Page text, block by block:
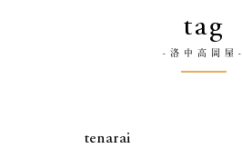
tag
-洛中高岡屋-
tenarai